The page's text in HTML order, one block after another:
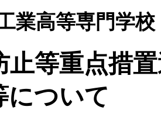
業高等専門学
止等重点措
について